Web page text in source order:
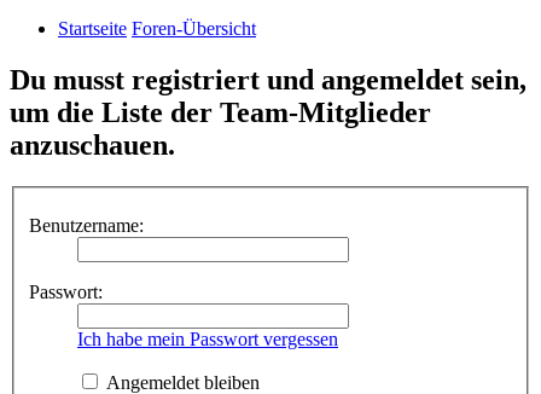
Startseite Foren-Übersicht
Du musst registriert und angemeldet sein,
um die Liste der Team-Mitglieder
anzuschauen.
Benutzername:
Passwort:
Ich habe mein Passwort vergessen
Angemeldet bleiben